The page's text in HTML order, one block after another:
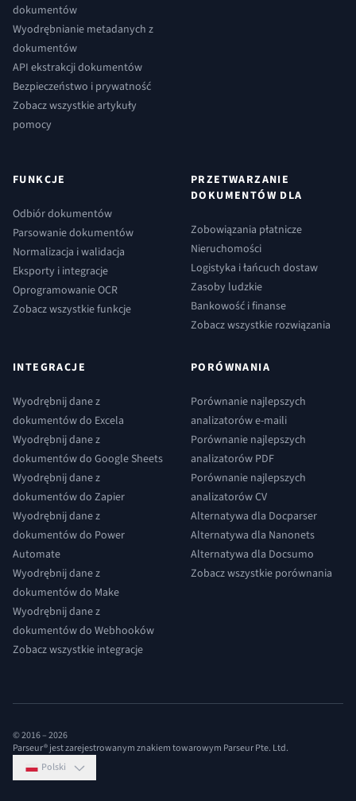
dokumentów
Wyodrębnianie metadanych z
dokumentów
API ekstrakcji dokumentów
Bezpieczeństwo i prywatność
Zobacz wszystkie artykuły
pomocy
FUNKCJE
Odbiór dokumentów
Parsowanie dokumentów
Normalizacja i walidacja
Eksporty i integracje
Oprogramowanie OCR
Zobacz wszystkie funkcje
PRZETWARZANIE
DOKUMENTÓW DLA
Zobowiązania płatnicze
Nieruchomości
Logistyka i łańcuch dostaw
Zasoby ludzkie
Bankowość i finanse
Zobacz wszystkie rozwiązania
INTEGRACJE
Wyodrębnij dane z
dokumentów do Excela
Wyodrębnij dane z
dokumentów do Google Sheets
Wyodrębnij dane z
dokumentów do Zapier
Wyodrębnij dane z
dokumentów do Power
Automate
Wyodrębnij dane z
dokumentów do Make
Wyodrębnij dane z
dokumentów do Webhooków
Zobacz wszystkie integracje
PORÓWNANIA
Porównanie najlepszych
analizatorów e-maili
Porównanie najlepszych
analizatorów PDF
Porównanie najlepszych
analizatorów CV
Alternatywa dla Docparser
Alternatywa dla Nanonets
Alternatywa dla Docsumo
Zobacz wszystkie porównania
© 2016 –2026
Parseur® jest zarejestrowanym znakiem towarowym Parseur Pte. Ltd.
Polski